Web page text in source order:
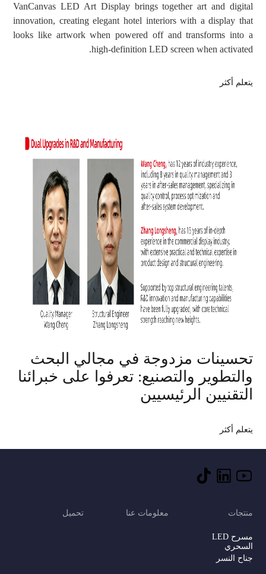
VanCanvas LED Art Display brings together art and digital
innovation, creating elegant hotel interiors with a display that
looks like artwork when powered off and transforms into a
high-definition LED screen when activated.
يتعلم أكثر
تحسينات مزدوجة في مجالي البحث
والتطوير والتصنيع: تعرفوا على خبرائنا
التقنيين الرئيسيين
يتعلم أكثر
منتجات
مسرح LED
السحري
جناح النسر
معلومات عنا تحميل